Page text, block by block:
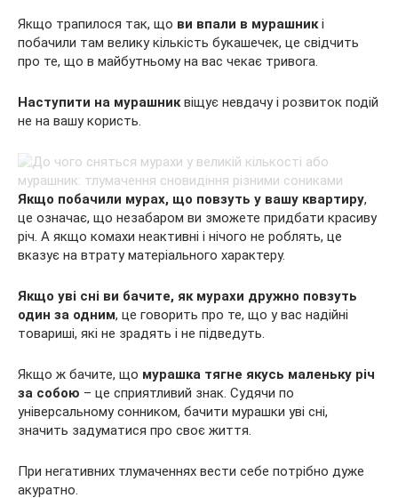
Якщо трапилося так, що ви впали в мурашникі
побачили там велику кількість букашечек, це свідчить
про те, що в майбутньому на вас чекає тривога.
Наступити на мурашниквіщує невдачу і розвиток подій
не на вашу користь.
Якщо побачили мурах, що повзуть у вашу квартиру,
це означає, що незабаром ви зможете придбати красиву
річ. А якщо комахи неактивні і нічого не роблять, це
вказує на втрату матеріального характеру.
Якщо уві сні ви бачите, як мурахи дружно повзуть
один за одним, це говорить про те, що у вас надійні
товариші, які не зрадять і не підведуть.
Якщо ж бачите, що мурашка тягне якусь маленьку річ
за собою – це сприятливий знак. Судячи по
універсальному сонником, бачити мурашки уві сні,
значить задуматися про своє життя.
При негативних тлумаченнях вести себе потрібно дуже
акуратно.